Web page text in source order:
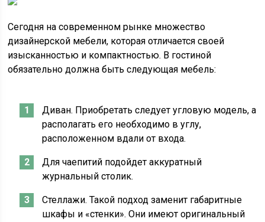
Сегодня на современном рынке множество
дизайнерской мебели, которая отличается своей
изысканностью и компактностью. В гостиной
обязательно должна быть следующая мебель:
Диван. Приобретать следует угловую модель, а
располагать его необходимо в углу,
расположенном вдали от входа.
Для чаепитий подойдет аккуратный
журнальный столик.
Стеллажи. Такой подход заменит габаритные
шкафы и «стенки». Они имеют оригинальный